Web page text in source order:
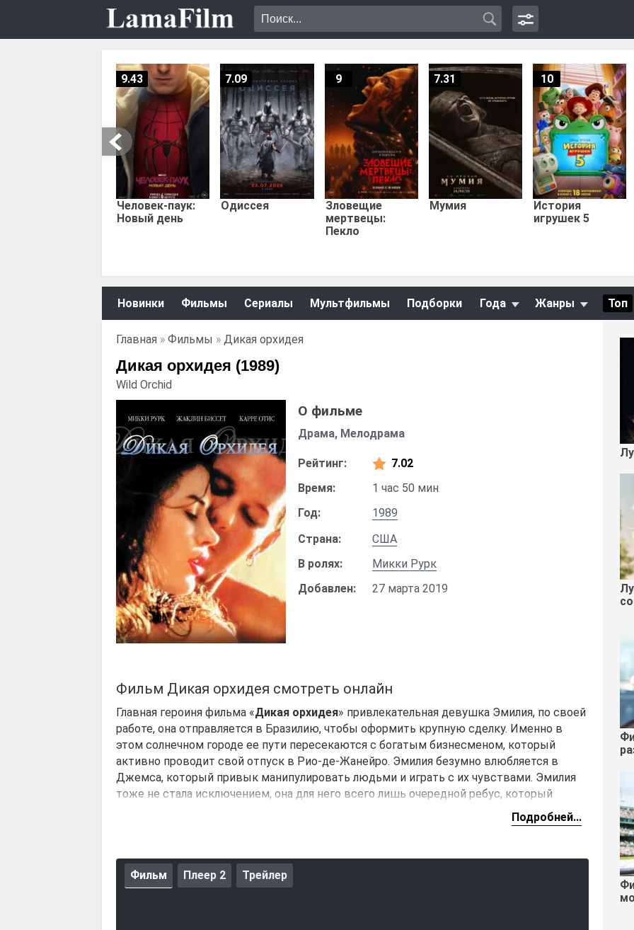
Человек-паук:
Новый день
9.43
Одиссея
7.09
Зловещие
мертвецы:
Пекло
9
Мумия
7.31
История
игрушек 5
10
Новинки Фильмы Сериалы Мультфильмы Подборки Года Жанры Топ
Главная » Фильмы » Дикая орхидея
Дикая орхидея (1989)
Wild Orchid
О фильме
Драма, Мелодрама
Рейтинг:
7.02
Время:
1 час 50 мин
Год:
1989
Страна:
США
В ролях:
Микки Рурк
Добавлен:
27 марта 2019
Фильм Дикая орхидея смотреть онлайн
Главная героиня фильма «Дикая орхидея» привлекательная девушка Эмилия, по своей
работе, она отправляется в Бразилию, чтобы оформить крупную сделку. Именно в
этом солнечном городе ее пути пересекаются с богатым бизнесменом, который
активно проводит свой отпуск в Рио-де-Жанейро. Эмилия безумно влюбляется в
Джемса, который привык манипулировать людьми и играть с их чувствами. Эмилия
тоже не стала исключением, она для него всего лишь очередной ребус, который
Подробней...
Фильм Плеер 2 Трейлер